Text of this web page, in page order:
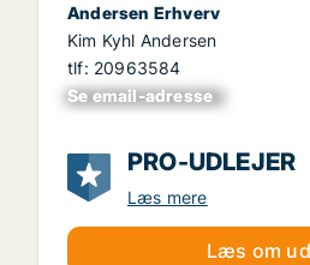
Andersen Erhverv
Kim Kyhl Andersen
tlf: 20963584
Se email-adresse
xxxxxxxxxxxxxxxx
PRO-UDLEJER
Læs mere
Læs om